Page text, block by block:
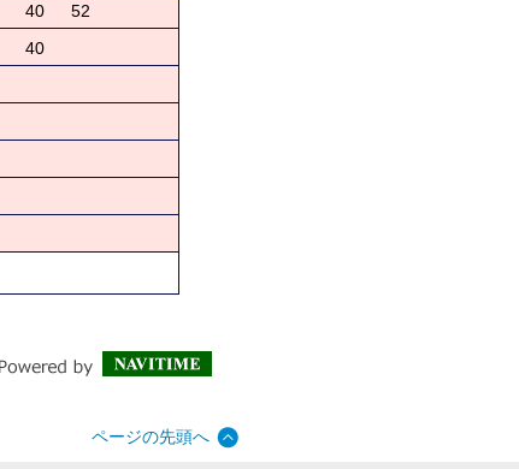
40
52
40
ページの先頭へ